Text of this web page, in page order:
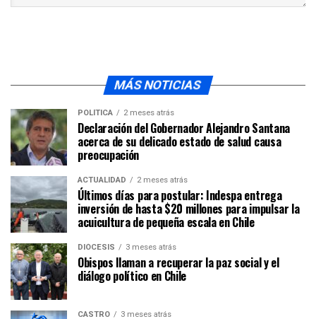
MÁS NOTICIAS
POLÍTICA 2 meses atrás
Declaración del Gobernador Alejandro Santana
acerca de su delicado estado de salud causa
preocupación
ACTUALIDAD 2 meses atrás
Últimos días para postular: Indespa entrega
inversión de hasta $20 millones para impulsar la
acuicultura de pequeña escala en Chile
DIÓCESIS 3 meses atrás
Obispos llaman a recuperar la paz social y el
diálogo político en Chile
CASTRO 3 meses atrás